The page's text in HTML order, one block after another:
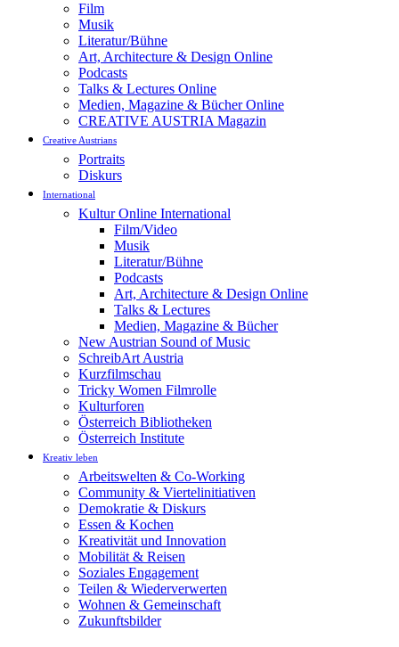
Film
Musik
Literatur/Bühne
Art, Architecture & Design Online
Podcasts
Talks & Lectures Online
Medien, Magazine & Bücher Online
CREATIVE AUSTRIA Magazin
Creative Austrians
Portraits
Diskurs
International
Kultur Online International
Film/Video
Musik
Literatur/Bühne
Podcasts
Art, Architecture & Design Online
Talks & Lectures
Medien, Magazine & Bücher
New Austrian Sound of Music
SchreibArt Austria
Kurzfilmschau
Tricky Women Filmrolle
Kulturforen
Österreich Bibliotheken
Österreich Institute
Kreativ leben
Arbeitswelten & Co-Working
Community & Viertelinitiativen
Demokratie & Diskurs
Essen & Kochen
Kreativität und Innovation
Mobilität & Reisen
Soziales Engagement
Teilen & Wiederverwerten
Wohnen & Gemeinschaft
Zukunftsbilder